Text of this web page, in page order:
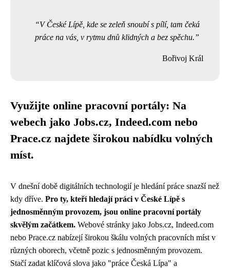
V České Lípě, kde se zeleň snoubí s pílí, tam čeká
práce na vás, v rytmu dnů klidných a bez spěchu.
Bořivoj Král
Využijte online pracovní portály: Na
webech jako Jobs.cz, Indeed.com nebo
Prace.cz najdete širokou nabídku volných
míst.
V dnešní době digitálních technologií je hledání práce snazší než
kdy dříve. Pro ty, kteří hledají práci v České Lípě s
jednosměnným provozem, jsou online pracovní portály
skvělým začátkem. Webové stránky jako Jobs.cz, Indeed.com
nebo Prace.cz nabízejí širokou škálu volných pracovních míst v
různých oborech, včetně pozic s jednosměnným provozem.
Stačí zadat klíčová slova jako "práce Česká Lípa" a